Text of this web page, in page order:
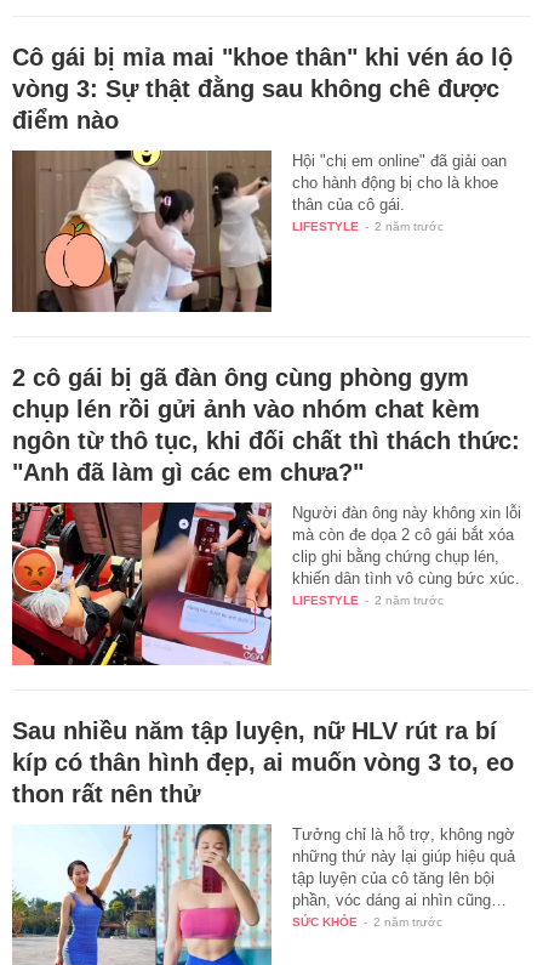
Cô gái bị mỉa mai "khoe thân" khi vén áo lộ
vòng 3: Sự thật đằng sau không chê được
điểm nào
Hội "chị em online" đã giải oan
cho hành động bị cho là khoe
thân của cô gái.
LIFESTYLE - 2 năm trước
2 cô gái bị gã đàn ông cùng phòng gym
chụp lén rồi gửi ảnh vào nhóm chat kèm
ngôn từ thô tục, khi đối chất thì thách thức:
"Anh đã làm gì các em chưa?"
Người đàn ông này không xin lỗi
mà còn đe dọa 2 cô gái bắt xóa
clip ghi bằng chứng chụp lén,
khiến dân tình vô cùng bức xúc.
LIFESTYLE - 2 năm trước
Sau nhiều năm tập luyện, nữ HLV rút ra bí
kíp có thân hình đẹp, ai muốn vòng 3 to, eo
thon rất nên thử
Tưởng chỉ là hỗ trợ, không ngờ
những thứ này lại giúp hiệu quả
tập luyện của cô tăng lên bội
phần, vóc dáng ai nhìn cũng…
SỨC KHỎE - 2 năm trước